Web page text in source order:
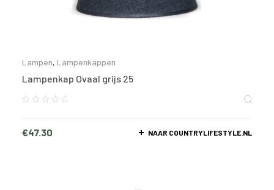
Lampen, Lampenkappen
Lampenkap Ovaal grijs 25
€47.30 NAAR COUNTRYLIFESTYLE.NL